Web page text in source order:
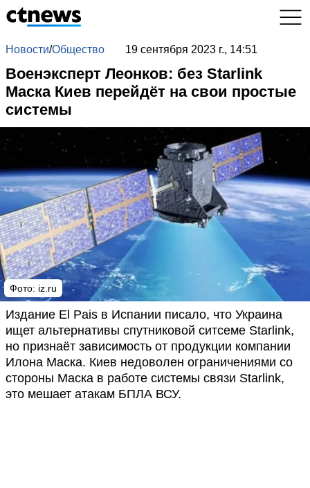
Новости/Общество 19 сентября 2023 г., 14:51
Военэксперт Леонков: без Starlink
Маска Киев перейдёт на свои простые
системы
Фото: iz.ru
Издание El Pais в Испании писало, что Украина
ищет альтернативы спутниковой ситсеме Starlink,
но признаёт зависимость от продукции компании
Илона Маска. Киев недоволен ограничениями со
стороны Маска в работе системы связи Starlink,
это мешает атакам БПЛА ВСУ.